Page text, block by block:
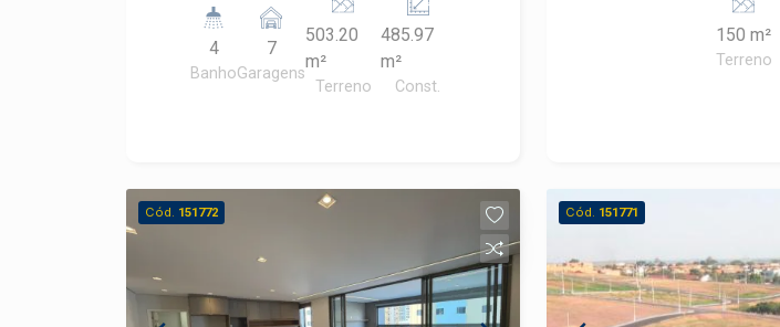
recuo; -4 banheiros; -Ar condiconado
central; -Cozinha ampla; -Piso superior
e Inferior com varias salas divididas
em Drywall; -Sala Cofre -Sala de
4
Banho
7
Garagens
503.20
m²
Terreno
485.97
m²
Const.
potencial para novos
venda pode ser feita com
financiamento para casa
150 m²
Terreno
Cód. 151772 Cód. 151771